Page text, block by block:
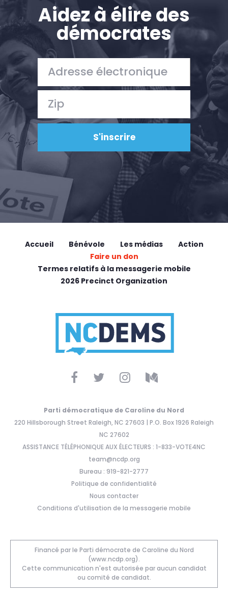
Aidez à élire des
démocrates
Accueil Bénévole Les médias
Action
Faire un don
Termes relatifs à la messagerie mobile
2026 Precinct Organization
Parti démocratique de Caroline du Nord
220 Hillsborough Street Raleigh, NC 27603 | P.O. Box 1926 Raleigh
NC 27602
ASSISTANCE TÉLÉPHONIQUE AUX ÉLECTEURS : 1-833-VOTE4NC
team@ncdp.org
Bureau : 919-821-2777
Politique de confidentialité
Nous contacter
Conditions d'utilisation de la messagerie mobile
Financé par le Parti démocrate de Caroline du Nord
(www.ncdp.org).
Cette communication n'est autorisée par aucun candidat
ou comité de candidat.